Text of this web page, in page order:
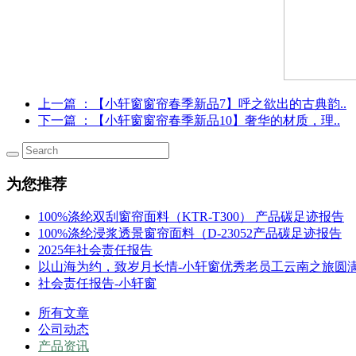
上一篇
：【小轩窗窗帘春季新品7】呼之欲出的古典韵..
下一篇
：【小轩窗窗帘春季新品10】奢华的材质，理..
为您推荐
100%涤纶双刮窗帘面料（KTR-T300） 产品碳足迹报告
100%涤纶浸浆透景窗帘面料（D-23052产品碳足迹报告
2025年社会责任报告
以山海为约，致岁月长情-小轩窗优秀老员工云南之旅圆
社会责任报告-小轩窗
所有文章
公司动态
产品资讯